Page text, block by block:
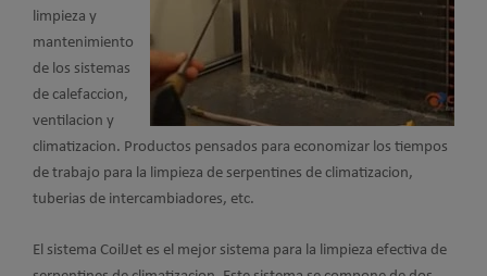
limpieza y
mantenimiento
de los sistemas
de calefaccion,
ventilacion y
climatizacion. Productos pensados para economizar los tiempos
de trabajo para la limpieza de serpentines de climatizacion,
tuberias de intercambiadores, etc.
El sistema CoilJet es el mejor sistema para la limpieza efectiva de